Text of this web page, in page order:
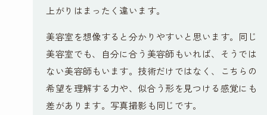
上がりはまったく違います。
美容室を想像すると分かりやすいと思います。同じ
美容室でも、自分に合う美容師もいれば、そうでは
ない美容師もいます。技術だけではなく、こちらの
希望を理解する力や、似合う形を見つける感覚にも
差があります。写真撮影も同じです。